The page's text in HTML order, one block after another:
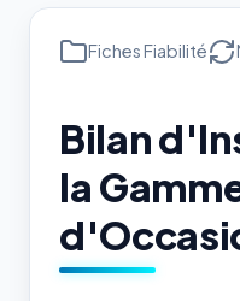
Fiches Fiabilité
Bilan
la